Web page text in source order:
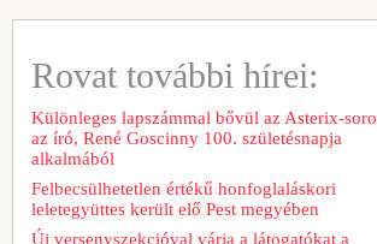
Rovat további hírei:
Különleges lapszámmal bővül az Asterix-
az író, René Goscinny 100. születésnapja
alkalmából
Felbecsülhetetlen értékű honfoglaláskori
leletegyüttes került elő Pest megyében
Új versenyszekcióval várja a látogatókat a